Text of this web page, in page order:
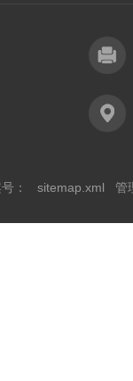
： sitemap.xml 管